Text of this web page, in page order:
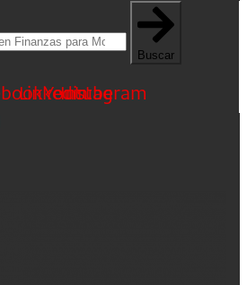
Buscar
Linkedin
Youtube
Instagram